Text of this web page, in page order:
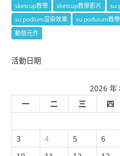
sketcup教學
sketcup教學影片
su
su podium渲染效果
su poduium教學
動態元件
活動日期
2026 年
一
二 三 四
3
4 5 6